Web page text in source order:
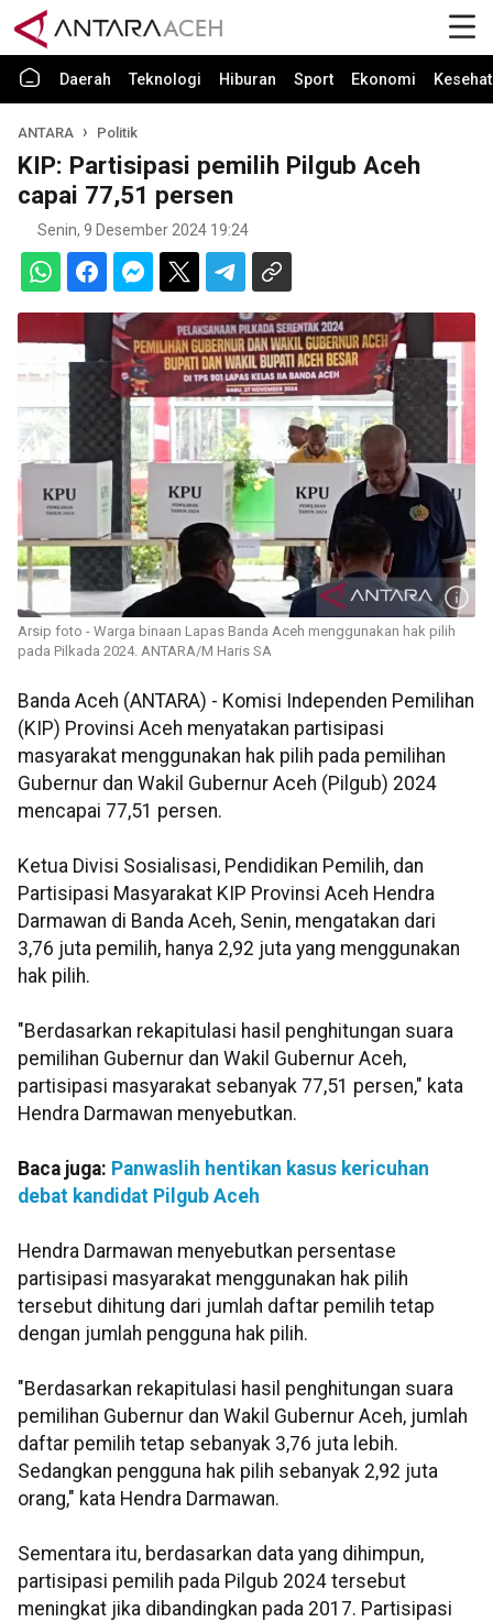
Daerah Teknologi Hiburan Sport Ekonomi
ANTARA Politik
KIP: Partisipasi pemilih Pilgub Aceh
capai 77,51 persen
Senin, 9 Desember 2024 19:24
Arsip foto - Warga binaan Lapas Banda Aceh menggunakan hak pilih
pada Pilkada 2024. ANTARA/M Haris SA
Banda Aceh (ANTARA) - Komisi Independen Pemilihan
(KIP) Provinsi Aceh menyatakan partisipasi
masyarakat menggunakan hak pilih pada pemilihan
Gubernur dan Wakil Gubernur Aceh (Pilgub) 2024
mencapai 77,51 persen.
Ketua Divisi Sosialisasi, Pendidikan Pemilih, dan
Partisipasi Masyarakat KIP Provinsi Aceh Hendra
Darmawan di Banda Aceh, Senin, mengatakan dari
3,76 juta pemilih, hanya 2,92 juta yang menggunakan
hak pilih.
"Berdasarkan rekapitulasi hasil penghitungan suara
pemilihan Gubernur dan Wakil Gubernur Aceh,
partisipasi masyarakat sebanyak 77,51 persen," kata
Hendra Darmawan menyebutkan.
Baca juga: Panwaslih hentikan kasus kericuhan
debat kandidat Pilgub Aceh
Hendra Darmawan menyebutkan persentase
partisipasi masyarakat menggunakan hak pilih
tersebut dihitung dari jumlah daftar pemilih tetap
dengan jumlah pengguna hak pilih.
"Berdasarkan rekapitulasi hasil penghitungan suara
pemilihan Gubernur dan Wakil Gubernur Aceh, jumlah
daftar pemilih tetap sebanyak 3,76 juta lebih.
Sedangkan pengguna hak pilih sebanyak 2,92 juta
orang," kata Hendra Darmawan.
Sementara itu, berdasarkan data yang dihimpun,
partisipasi pemilih pada Pilgub 2024 tersebut
meningkat jika dibandingkan pada 2017. Partisipasi